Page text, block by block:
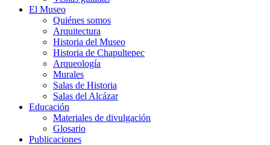
El Museo
Quiénes somos
Arquitectura
Historia del Museo
Historia de Chapultepec
Arqueología
Murales
Salas de Historia
Salas del Alcázar
Educación
Materiales de divulgación
Glosario
Publicaciones